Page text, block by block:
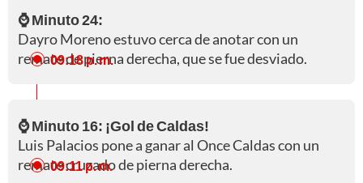
⌚ Minuto 24:
Dayro Moreno estuvo cerca de anotar con un
remate de pierna derecha, que se fue desviado.
09:18 p. m.
⌚ Minuto 16: ¡Gol de Caldas!
Luis Palacios pone a ganar al Once Caldas con un
remate cruzado de pierna derecha.
09:11 p. m.